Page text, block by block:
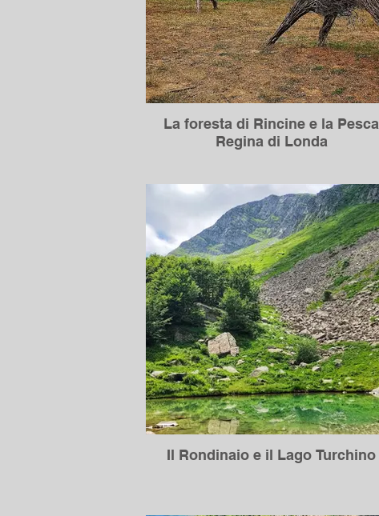
La foresta di Rincine e la Pesca
Regina di Londa
Il Rondinaio e il Lago Turchino